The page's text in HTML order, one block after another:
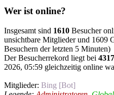
Wer ist online?
Insgesamt sind 1610 Besucher
unsichtbare Mitglieder und 1609
Besuchern der letzten 5 Minuten)
Der Besucherrekord liegt bei 4317
2026, 05:59 gleichzeitig online
Mitglieder: Bing [Bot]